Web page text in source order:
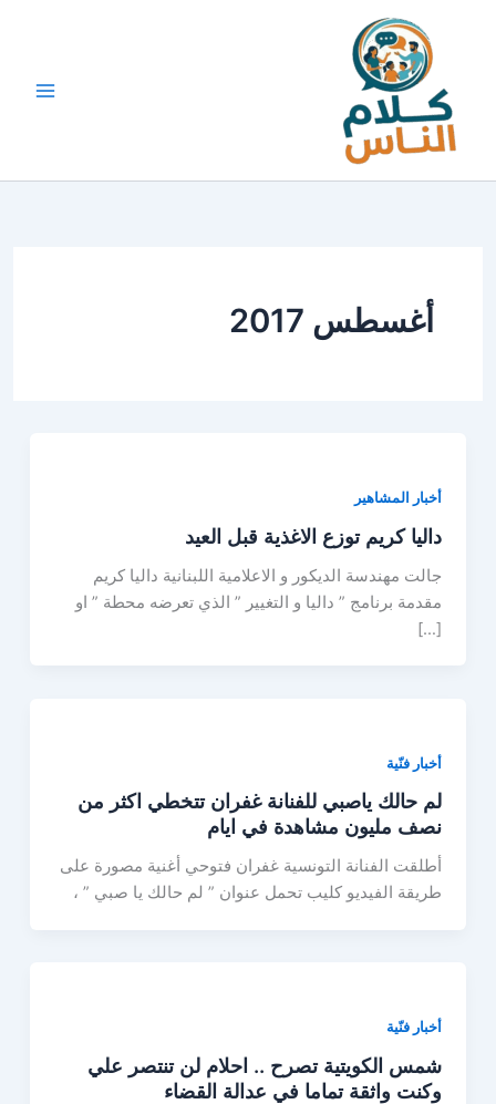
أغسطس 2017
أخبار المشاهير
داليا كريم توزع الاغذية قبل العيد
جالت مهندسة الديكور و الاعلامية اللبنانية داليا كريم
مقدمة برنامج ” داليا و التغيير ” الذي تعرضه محطة ” او
[…]
أخبار فنّية
لم حالك ياصبي للفنانة غفران تتخطي اكثر من
نصف مليون مشاهدة في ايام
أطلقت الفنانة التونسية غفران فتوحي أغنية مصورة على
طريقة الفيديو كليب تحمل عنوان ” لم حالك يا صبي ” ،
أخبار فنّية
شمس الكويتية تصرح .. احلام لن تنتصر علي
وكنت واثقة تماما في عدالة القضاء